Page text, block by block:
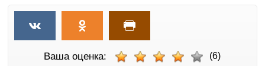
Ваша оценка: (6)